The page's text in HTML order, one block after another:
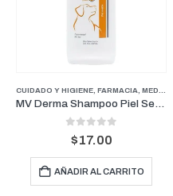
,FARMACIA,
CUIDADO Y HIGIENE FARMACIA MEDICAMENTOS GENERALES
MV Derma Shampoo Piel Sensible 16 oz
out of 5
$17.00
AÑADIR AL CARRITO